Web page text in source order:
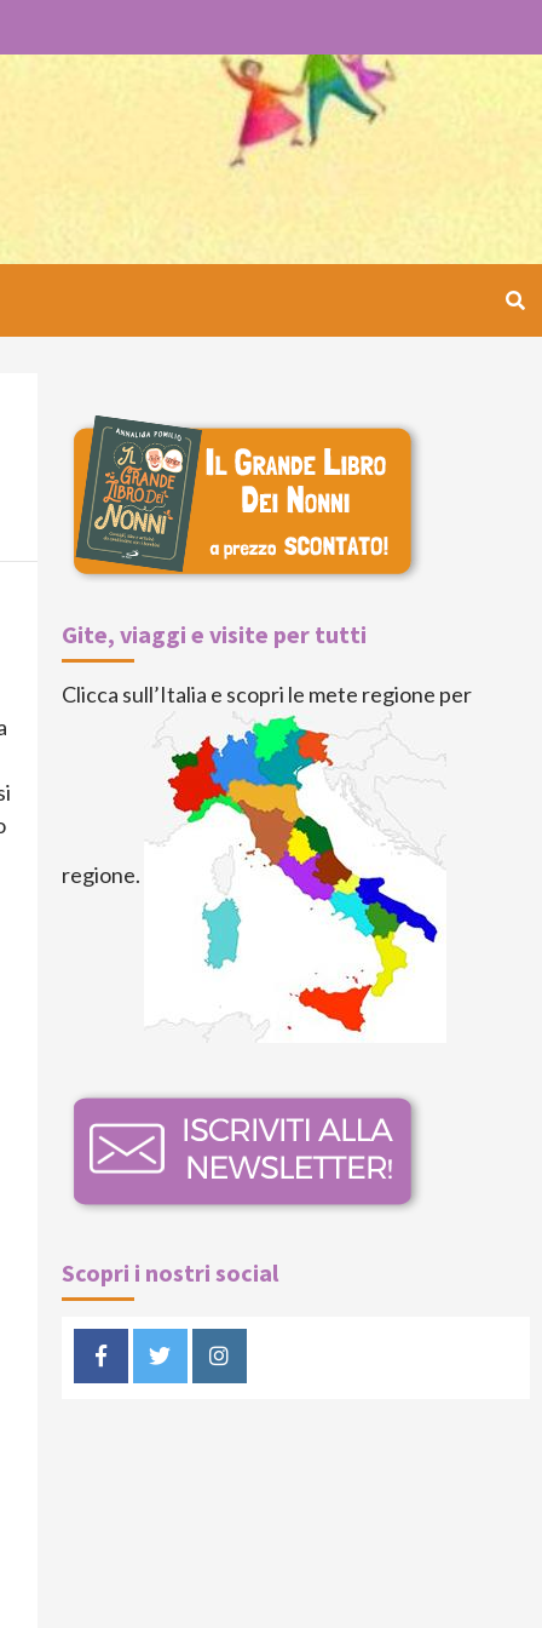
Gite, viaggi e visite per tutti
Clicca sull’Italia e scopri le mete regione per
regione.
Scopri i nostri social
FacebookTwitterInstagram